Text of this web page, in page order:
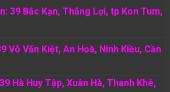
39 Bắc Kạn, Thắng Lợi, tp Kon Tum,
Võ Văn Kiệt, An Hoà, Ninh Kiều, Cần
Hà Huy Tập, Xuân Hà, Thanh Khê,